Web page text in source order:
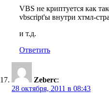
VBS не криптуется как
vbscript'ы внутри хтмл-
и т.д.
Ответить
Zeberc:
28 октября, 2011 в 08:43